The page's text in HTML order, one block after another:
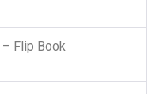
– Flip Book